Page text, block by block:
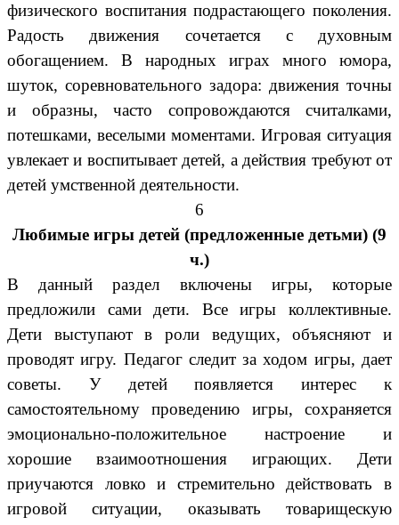
физического воспитания подрастающего поколения.
Радость движения сочетается с духовным
обогащением. В народных играх много юмора,
шуток, соревновательного задора: движения точны
и образны, часто сопровождаются считалками,
потешками, веселыми моментами. Игровая ситуация
увлекает и воспитывает детей, а действия требуют от
детей умственной деятельности.
6
Любимые игры детей (предложенные детьми) (9
ч.)
В данный раздел включены игры, которые
предложили сами дети. Все игры коллективные.
Дети выступают в роли ведущих, объясняют и
проводят игру. Педагог следит за ходом игры, дает
советы. У детей появляется интерес к
самостоятельному проведению игры, сохраняется
эмоционально-положительное настроение и
хорошие взаимоотношения играющих. Дети
приучаются ловко и стремительно действовать в
игровой ситуации, оказывать товарищескую